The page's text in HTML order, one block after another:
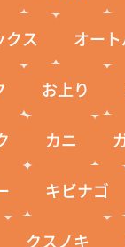
クス オー
お上り
カニ
キビナゴ
クスノキ